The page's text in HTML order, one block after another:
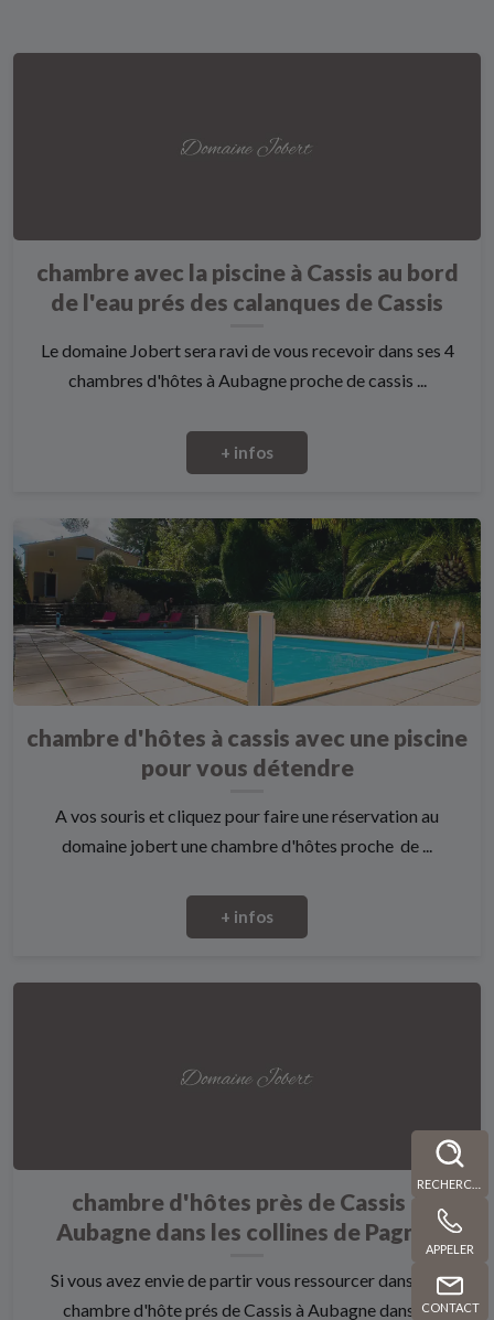
APPELER
CONTACT
chambre avec la piscine à Cassis au bord
de l'eau prés des calanques de Cassis
Le domaine Jobert sera ravi de vous recevoir dans ses 4
chambres d'hôtes à Aubagne proche de cassis ...
+ infos
chambre d'hôtes à cassis avec une piscine
pour vous détendre
A vos souris et cliquez pour faire une réservation au
domaine jobert une chambre d'hôtes proche de ...
+ infos
chambre d'hôtes près de Cassis à
Aubagne dans les collines de Pagnol
Si vous avez envie de partir vous ressourcer dans une
chambre d'hôte prés de Cassis à Aubagne dans l...